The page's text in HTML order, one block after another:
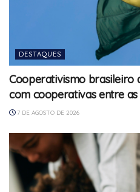
DESTAQUES
Cooperativismo brasileiro
com cooperativas entre
7 DE AGOSTO DE 2026